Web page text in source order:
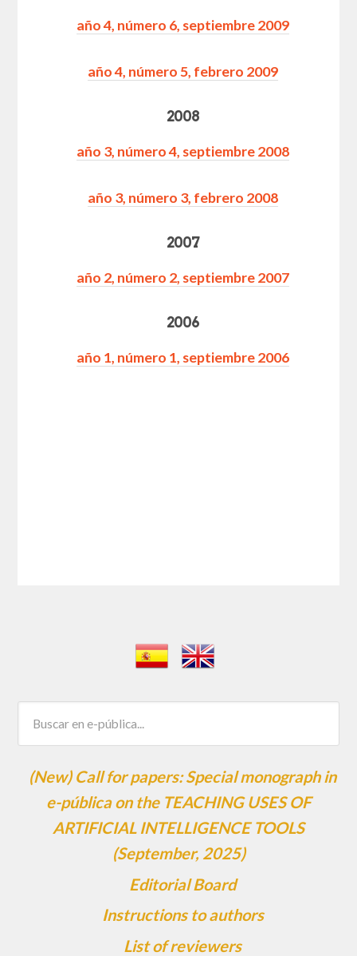
año 4, número 6, septiembre 2009
año 4, número 5, febrero 2009
2008
año 3, número 4, septiembre 2008
año 3, número 3, febrero 2008
2007
año 2, número 2, septiembre 2007
2006
año 1, número 1, septiembre 2006
(New) Call for papers: Special monograph in
e-pública on the TEACHING USES OF
ARTIFICIAL INTELLIGENCE TOOLS
(September, 2025)
Editorial Board
Instructions to authors
List of reviewers